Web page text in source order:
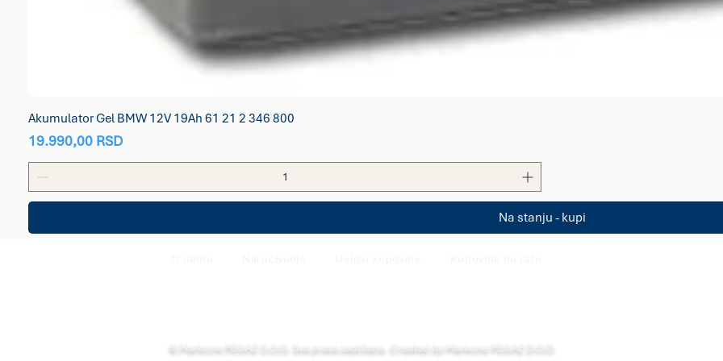
Akumulator Gel BMW 12V 19Ah 61 21 2 346 800
Price
19.990,00 RSD
Na stanju - kupi
© Markone PEGAZ D.O.O. Sva prava zadržana. Created by Markone PEGAZ D.O.O.